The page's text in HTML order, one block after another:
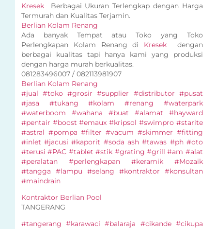
KresekBerbagai Ukuran Terlengkap dengan Harga
Termurah dan Kualitas Terjamin.
Berlian Kolam Renang
Ada banyak Tempat atau Toko yang Toko
Perlengkapan Kolam Renang di Kresek dengan
berbagai kualitas tapi hanya kami yang produksi
dengan harga murah berkualitas.
081283496007 / 082113981907
Berlian Kolam Renang
#jual #toko #grosir #supplier #distributor #pusat
#jasa #tukang #kolam #renang #waterpark
#waterboom #wahana #buat #alamat #hayward
#pentair #boost #emaux #kripsol #swimpro #starite
#astral #pompa #filter #vacum #skimmer #fitting
#inlet #jacusi #kaporit #soda ash #tawas #ph #oto
#terusi #PAC #tablet #stik #grating #grill #am #alat
#peralatan #perlengkapan #keramik #Mozaik
#tangga #lampu #selang #kontraktor #konsultan
#maindrain
Kontraktor Berlian Pool
TANGERANG
#tangerang #karawaci #balaraja #cikande #cikupa